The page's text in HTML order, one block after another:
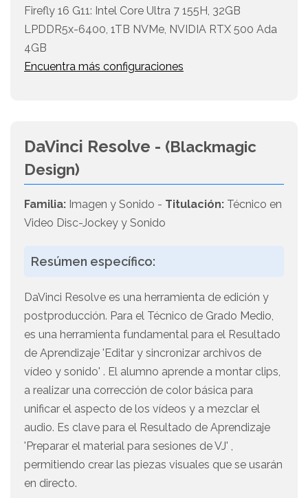
Firefly 16 G11: Intel Core Ultra 7 155H, 32GB
LPDDR5x-6400, 1TB NVMe, NVIDIA RTX 500 Ada
4GB
Encuentra más configuraciones
DaVinci Resolve - (Blackmagic
Design)
Familia: Imagen y Sonido - Titulación: Técnico en
Video Disc-Jockey y Sonido
Resúmen específico:
DaVinci Resolve es una herramienta de edición y
postproducción. Para el Técnico de Grado Medio,
es una herramienta fundamental para el Resultado
de Aprendizaje 'Editar y sincronizar archivos de
vídeo y sonido' . El alumno aprende a montar clips,
a realizar una corrección de color básica para
unificar el aspecto de los vídeos y a mezclar el
audio. Es clave para el Resultado de Aprendizaje
'Preparar el material para sesiones de VJ' ,
permitiendo crear las piezas visuales que se usarán
en directo.